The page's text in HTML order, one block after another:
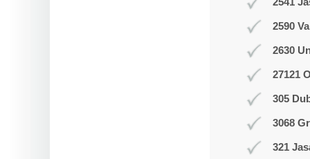
2590
2630
27121
305
3068
321